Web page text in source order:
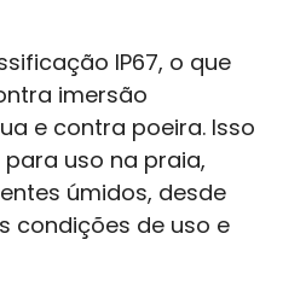
IP67, o que
imersão
e contra poeira. Isso
uso na praia,
úmidos, desde
condições de uso e